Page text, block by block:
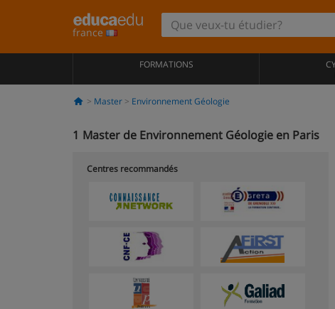
france
FORMATIONS
Master Environnement Géologie
1 Master de Environnement Géologie en Paris
Centres recommandés